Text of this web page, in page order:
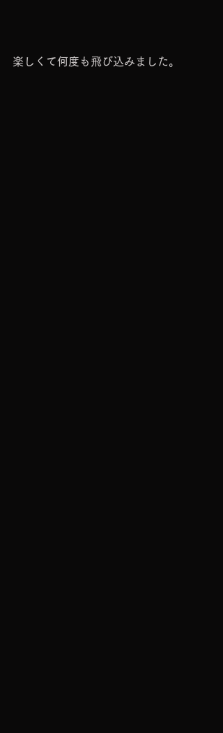
楽しくて何度も飛び込みました。